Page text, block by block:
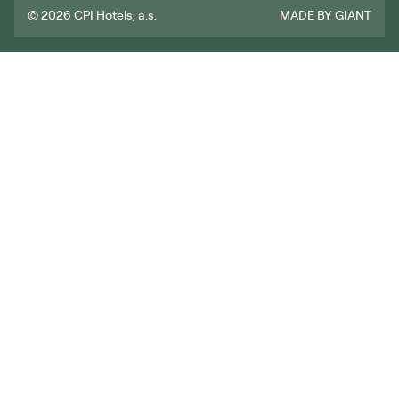
© 2026 CPI Hotels, a.s. MADE BY GIANT